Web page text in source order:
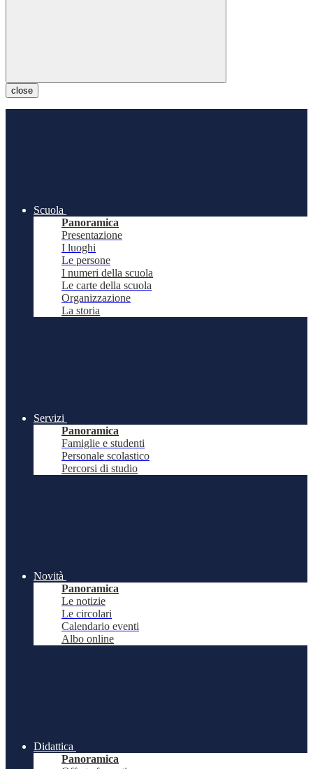
close
Scuola
Panoramica
Presentazione
I luoghi
Le persone
I numeri della scuola
Le carte della scuola
Organizzazione
La storia
Servizi
Panoramica
Famiglie e studenti
Personale scolastico
Percorsi di studio
Novità
Panoramica
Le notizie
Le circolari
Calendario eventi
Albo online
Didattica
Panoramica